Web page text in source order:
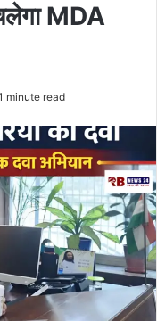
MDA
minute read